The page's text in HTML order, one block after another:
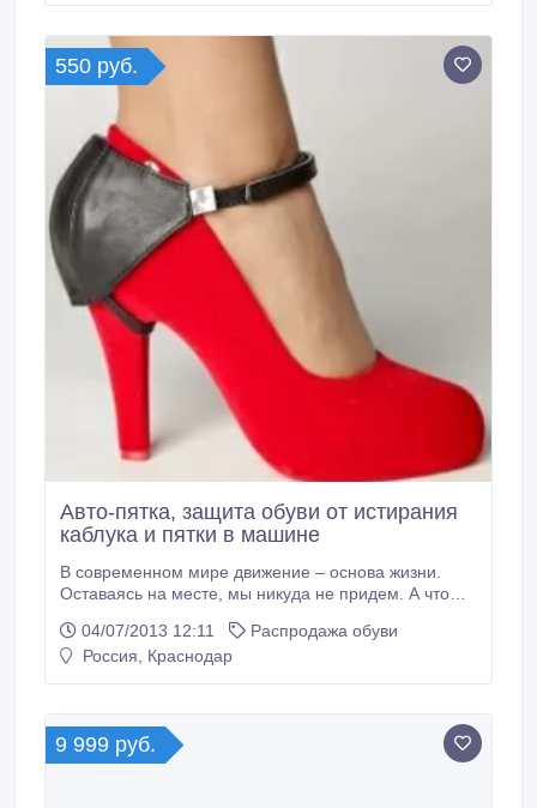
550 руб.
Авто-пятка, защита обуви от истирания
каблука и пятки в машине
В современном мире движение – основа жизни.
Оставаясь на месте, мы никуда не придем. А что
обувь в нем портится так, что лучше бы ходили
пешком. Ведь каждому автомобилисту известно
04/07/2013 12:11
Распродажа обуви
Россия, Краснодар
9 999 руб.